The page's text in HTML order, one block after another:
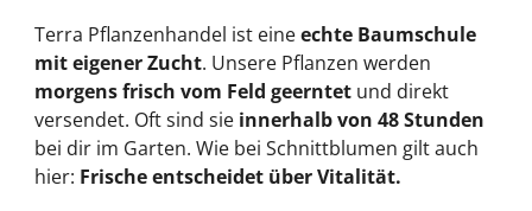
Terra Pflanzenhandel ist eineechte Baumschule
mit eigener Zucht. Unsere Pflanzen werden
morgens frisch vom Feld geerntetund direkt
versendet. Oft sind sie innerhalb von 48 Stunden
bei dir im Garten. Wie bei Schnittblumen gilt auch
hier: Frische entscheidet über Vitalität.